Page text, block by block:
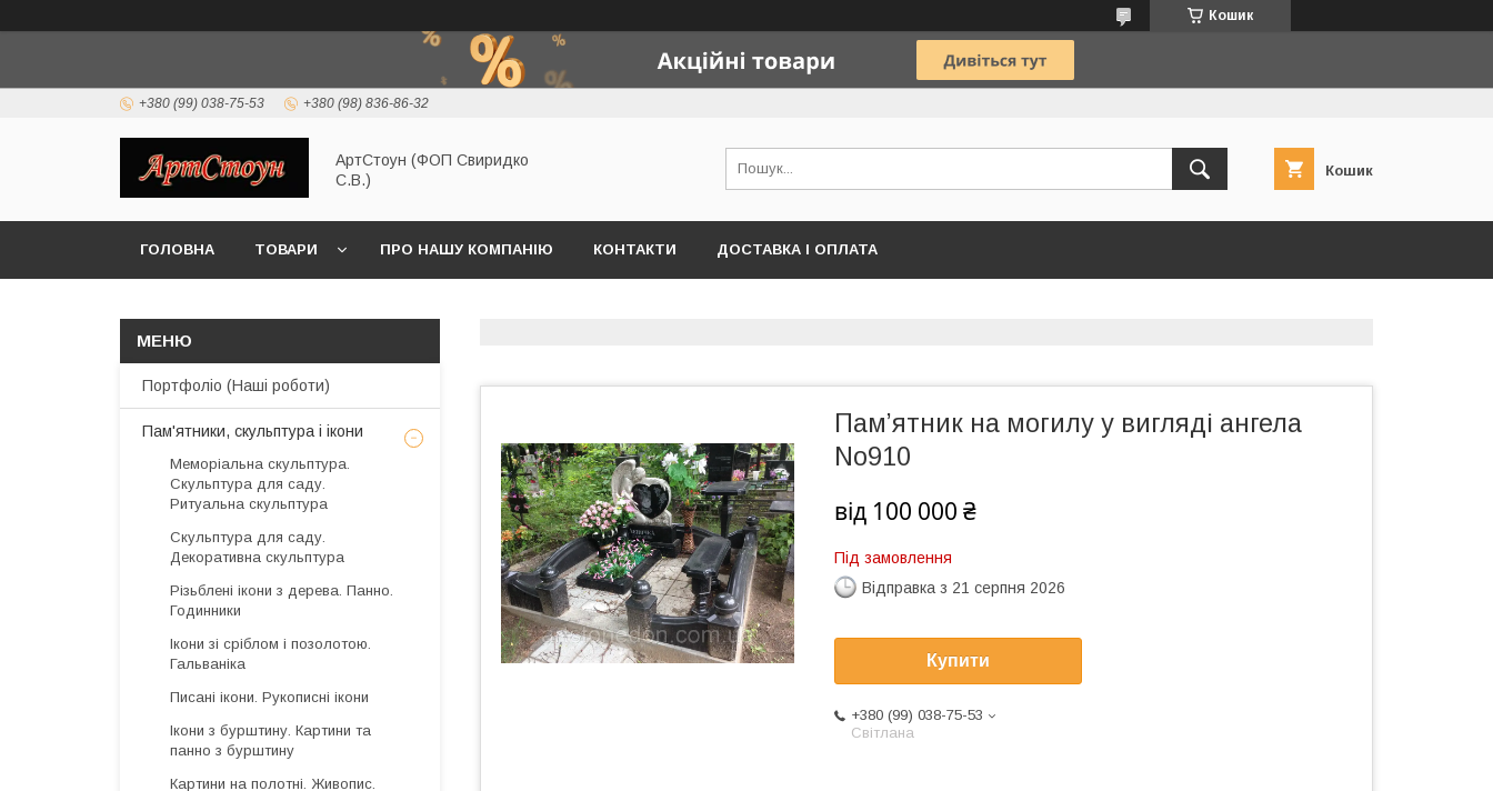
Кошик
+380 (99) 038-75-53 +380 (98) 836-86-32
АртСтоун (ФОП Свиридко
С.В.)
Кошик
ГОЛОВНА ТОВАРИ ПРО НАШУ КОМПАНІЮ КОНТАКТИ ДОСТАВКА І ОПЛАТА
Пам’ятник на могилу у вигляді ангела
No910
від 100 000 ₴
Під замовлення
Відправка з 21 серпня 2026
Купити
+380 (99) 038-75-53
Світлана
Портфоліо (Наші роботи)
Пам'ятники, скульптура і ікони
Меморіальна скульптура.
Скульптура для саду.
Ритуальна скульптура
Скульптура для саду.
Декоративна скульптура
Різьблені ікони з дерева. Панно.
Годинники
Ікони зі сріблом і позолотою.
Гальваніка
Писані ікони. Рукописні ікони
Ікони з бурштину. Картини та
панно з бурштину
Картини на полотні. Живопис.